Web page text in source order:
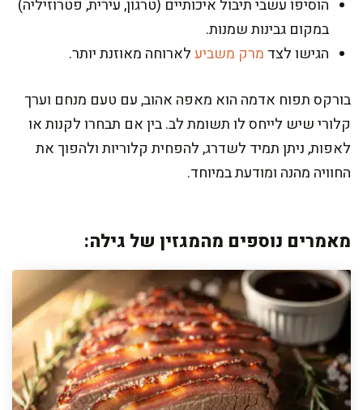
הוסיפו עשבי תיבול איכותיים (טרגון, עירית, פטרוזיליה)
במקום גבינות שמנות.
הגישו לצד מרק משביעלארוחה מאוזנת יותר.
בורקס תפוח אדמה הוא מאפה אהוב, עם טעם מנחם וערך
קלורי שיש לייחס לו תשומת לב. בין אם תבחרו לקנות או
לאפות, ניתן תמיד לשדרג, להפחית קלוריות ולהפוך את
החוויה מהנה ומודעת במיוחד.
מאמרים נוספים מהמגזין של גילה: